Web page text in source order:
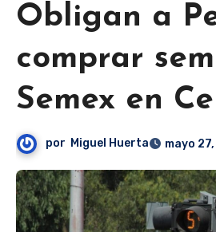
Obligan a
comprar
Semex en
por Miguel Huerta mayo